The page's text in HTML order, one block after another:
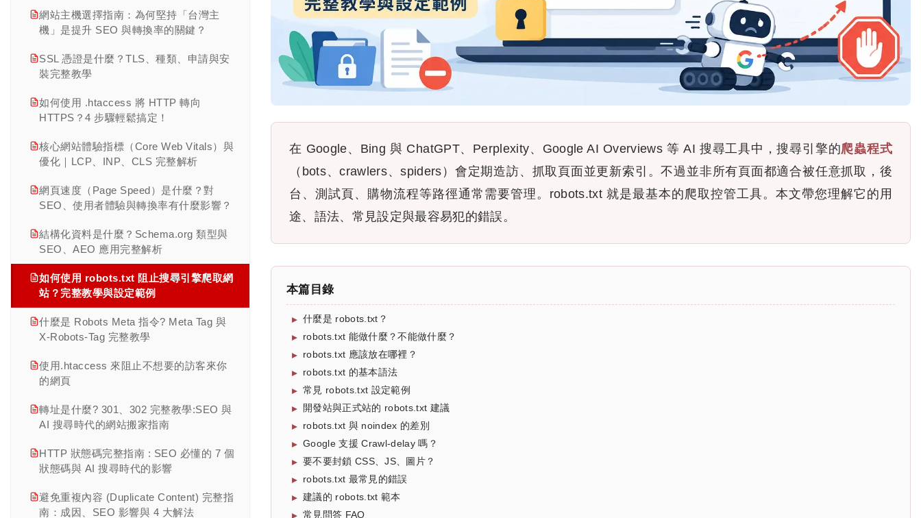
第六章｜如何寫出符合 SEO 結構的文
第七章｜內容 SEO 完整指南：從策略規
第八章｜站外 SEO 是什麼？ 一次看懂反
第九章｜在地 SEO 完整指南：提升在地
第十章｜電商 SEO 完整指南：從網站架
第十一章｜台灣市場 SEO 關鍵趨勢：從
析
名競爭走向可引用性競爭
表應用
運策略
機制與網站復原策略
查看此分類全部文章 →
內容品質與 SEO：高品質內容如何同時贏
得排名與使用者
不敢談搜尋量與轉換的 SEO 公司,才會一
直談「排名」
垃圾訊息機器人是什麼? 7招防護完整教學
llms.txt 是什麼？AI 搜尋優化完整指南
完整指南
完整教學
Cluster 架構與分組原則
步驟與 4 種修復做法
文 SEO 完整指南
修飾詞策略
推薦類關鍵字 SEO 完整教學｜台灣比較
型搜尋優化策略
AEO 標題結構優化指南
圖片 SEO 完整指南：Alt 描述、檔名、格
式與 AI 搜尋優化
URL 是什麼?完整解析網址結構、SEO 命
名原則與 AI 搜尋時代的最佳做法
內部連結 SEO 戰術:錨點文字寫法、Hub
Link 配置與 7 個常見錯誤
Sitemap 是什麼？免費製作與提交 GSC
完整教學
網站架構規劃 5 大模型:Hub & Spoke、
Silo、權重配置邏輯解析
Local Pack 排名因素：Google 三大方塊
怎麼進
多分店 SEO 完整教學 | 連鎖店與多據點策
略
服務區域商家 SEO | 到府服務 GBP 完整
教學
「附近的」搜尋優化教學 | near me 與隱
含地理意圖
查看此分類全部文章 →
分類頁 SEO 完整教學 | 商品列表頁優化 3
大關鍵
Faceted Navigation 索引控制 : 篩選器的
5 種 noindex 策略
商品變體 SEO : 多色多尺寸的 4 種 URL
策略與 canonical 設定
分頁 SEO 怎麼設? rel=next/prev 廢除後
的 3 種替代方案
缺貨／下架商品 SEO 處理｜301、410、
Product，Schema 完整教學
季節性 / 活動頁 SEO：雙 11、母親節活
動頁怎麼累積權重?
PTT、Dcard 搜尋整合策略｜台灣社群
SEO 完整教學
查看此分類全部文章 →
網站主機選擇指南：為何堅持「台灣主
機」是提升 SEO 與轉換率的關鍵？
SSL 憑證是什麼？TLS、種類、申請與安
裝完整教學
如何使用 .htaccess 將 HTTP 轉向
HTTPS？4 步驟輕鬆搞定！
核心網站體驗指標（Core Web Vitals）與
優化｜LCP、INP、CLS 完整解析
網頁速度（Page Speed）是什麼？對
SEO、使用者體驗與轉換率有什麼影響？
結構化資料是什麼？Schema.org 類型與
SEO、AEO 應用完整解析
如何使用 robots.txt 阻止搜尋引擎爬取網
站？完整教學與設定範例
什麼是 Robots Meta 指令? Meta Tag 與
X-Robots-Tag 完整教學
使用.htaccess 來阻止不想要的訪客來你
的網頁
轉址是什麼? 301、302 完整教學:SEO 與
AI 搜尋時代的網站搬家指南
HTTP 狀態碼完整指南 : SEO 必懂的 7 個
狀態碼與 AI 搜尋時代的影響
避免重複內容 (Duplicate Content) 完整指
南：成因、SEO 影響與 4 大解法
在 Google、Bing 與 ChatGPT、Perplexity、Google AI Overviews 等 AI 搜尋工具中，搜尋引擎的爬蟲程式
（bots、crawlers、spiders）會定期造訪、抓取頁面並更新索引。不過並非所有頁面都適合被任意抓取，後
台、測試頁、購物流程等路徑通常需要管理。robots.txt 就是最基本的爬取控管工具。本文帶您理解它的用
途、語法、常見設定與最容易犯的錯誤。
本篇目錄
什麼是 robots.txt？
robots.txt 能做什麼？不能做什麼？
robots.txt 應該放在哪裡？
robots.txt 的基本語法
常見 robots.txt 設定範例
開發站與正式站的 robots.txt 建議
robots.txt 與 noindex 的差別
Google 支援 Crawl-delay 嗎？
要不要封鎖 CSS、JS、圖片？
robots.txt 最常見的錯誤
建議的 robots.txt 範本
常見問答 FAQ